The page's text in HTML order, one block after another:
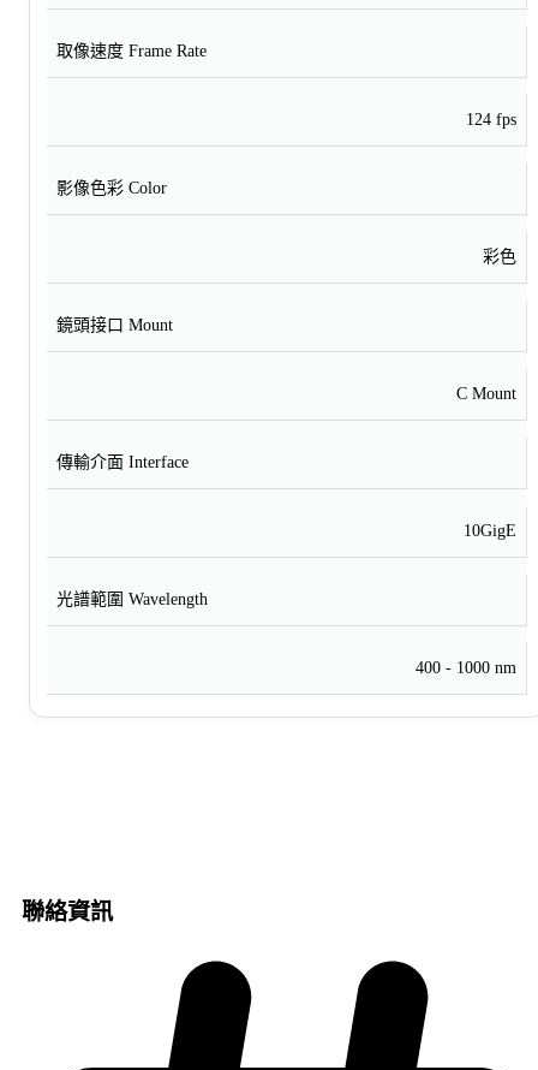
取像速度 Frame Rate
124 fps
影像色彩 Color
彩色
鏡頭接口 Mount
C Mount
傳輸介面 Interface
10GigE
光譜範圍 Wavelength
400 - 1000 nm
聯絡資訊